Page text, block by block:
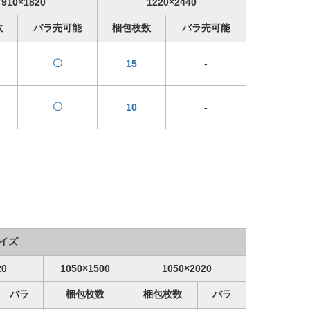
バラ売可能 梱包枚数 バラ売可能
〇 15 -
〇 10 -
ズ
1050×1500 1050×2020
バラ 梱包枚数 梱包枚数 バラ